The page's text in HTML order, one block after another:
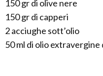
150 gr di olive nere
150 gr di capperi
2 acciughe sott’olio
50 ml di olio extravergine